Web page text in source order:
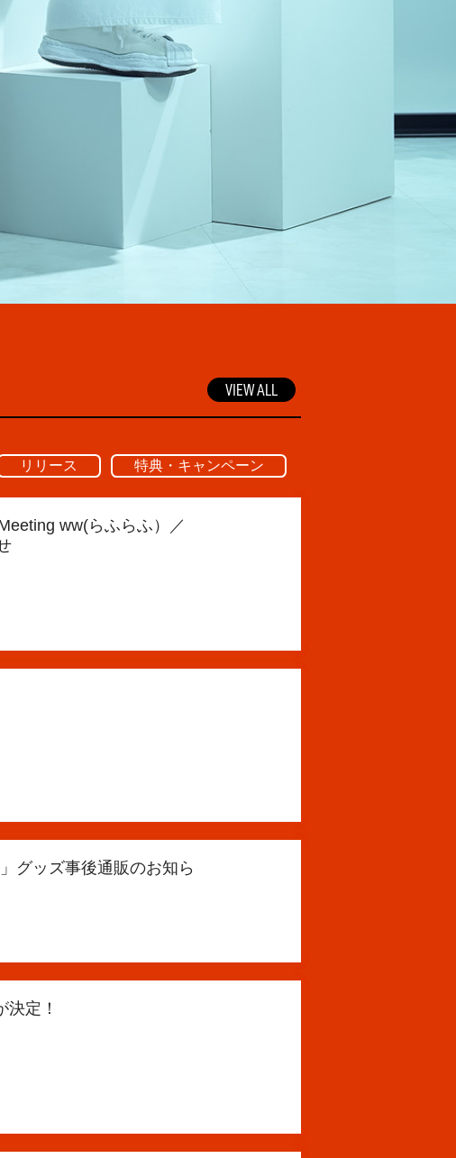
VIEW ALL
リリース 特典・キャンペーン
ww(らふらふ）／
グッズ事後通販のお知ら
定！